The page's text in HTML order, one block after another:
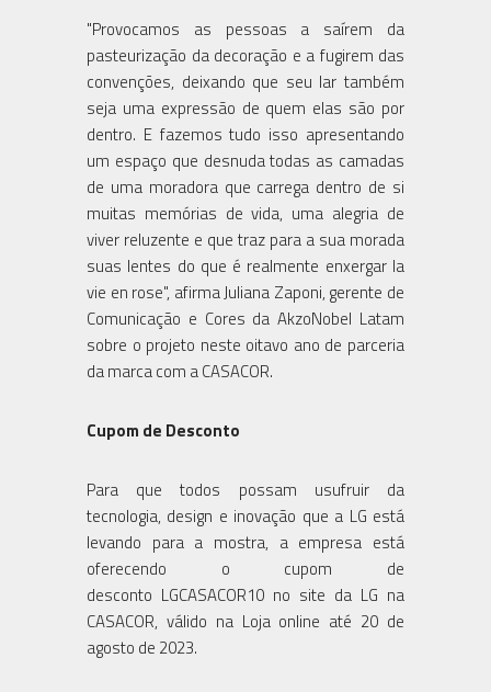
"Provocamos as pessoas a saírem da
pasteurização da decoração e a fugirem das
convenções, deixando que seu lar também
seja uma expressão de quem elas são por
dentro. E fazemos tudo isso apresentando
um espaço que desnuda todas as camadas
de uma moradora que carrega dentro de si
muitas memórias de vida, uma alegria de
viver reluzente e que traz para a sua morada
suas lentes do que é realmente enxergar la
vie en rose", afirma Juliana Zaponi, gerente de
Comunicação e Cores da AkzoNobel Latam
sobre o projeto neste oitavo ano de parceria
da marca com a CASACOR.
Cupom de Desconto
Para que todos possam usufruir da
tecnologia, design e inovação que a LG está
levando para a mostra, a empresa está
oferecendo o cupom de
desconto LGCASACOR10 no site da LG na
CASACOR, válido na Loja online até 20 de
agosto de 2023.